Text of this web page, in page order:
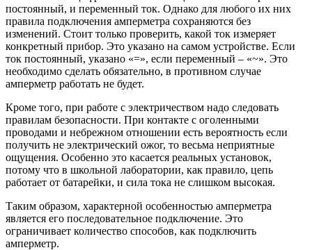
постоянный, и переменный ток. Однако для любого их них
правила подключения амперметра сохраняются без
изменений. Стоит только проверить, какой ток измеряет
конкретный прибор. Это указано на самом устройстве. Если
ток постоянный, указано «=», если переменный – «~». Это
необходимо сделать обязательно, в противном случае
амперметр работать не будет.
Кроме того, при работе с электричеством надо следовать
правилам безопасности. При контакте с оголенными
проводами и небрежном отношении есть вероятность если
получить не электрический ожог, то весьма неприятные
ощущения. Особенно это касается реальных установок,
потому что в школьной лаборатории, как правило, цепь
работает от батарейки, и сила тока не слишком высокая.
Таким образом, характерной особенностью амперметра
является его последовательное подключение. Это
ограничивает количество способов, как подключить
амперметр.